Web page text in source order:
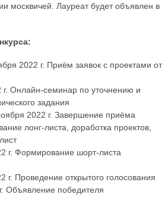
москвичей. Лауреат будет объявлен в
2022 г. Приём заявок с проектами от
г. Онлайн-семинар по уточнению и
задания
2022 г. Завершение приёма
лонг-листа, доработка проектов,
г. Формирование шорт-листа
г. Проведение открытого голосования
Объявление победителя